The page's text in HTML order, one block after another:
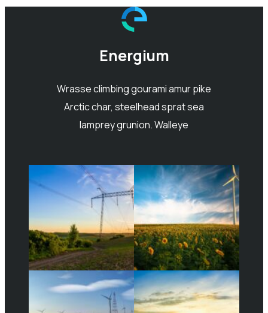
Energium
Wrasse climbing gourami amur pike
Arctic char, steelhead sprat sea
lamprey grunion. Walleye